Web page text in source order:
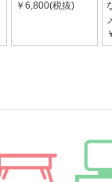
￥6,800(税抜)